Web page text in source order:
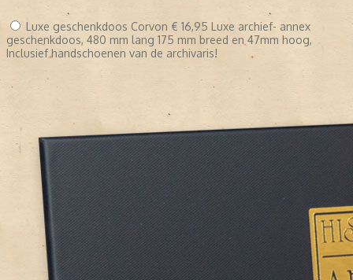
Luxe geschenkdoos Corvon € 16,95 Luxe archief- annex
geschenkdoos, 480 mm lang 175 mm breed en 47mm hoog,
Inclusief handschoenen van de archivaris!